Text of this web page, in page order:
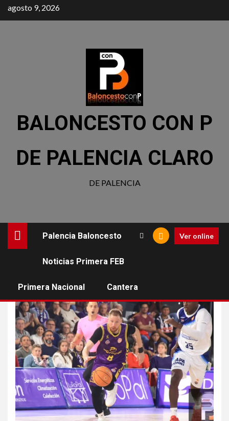
agosto 9, 2026
BALONCESTO CON P
DE PALENCIA CLARO
DE PALENCIA
Palencia Baloncesto
Noticias Primera FEB
Primera Nacional Cantera
Ver online